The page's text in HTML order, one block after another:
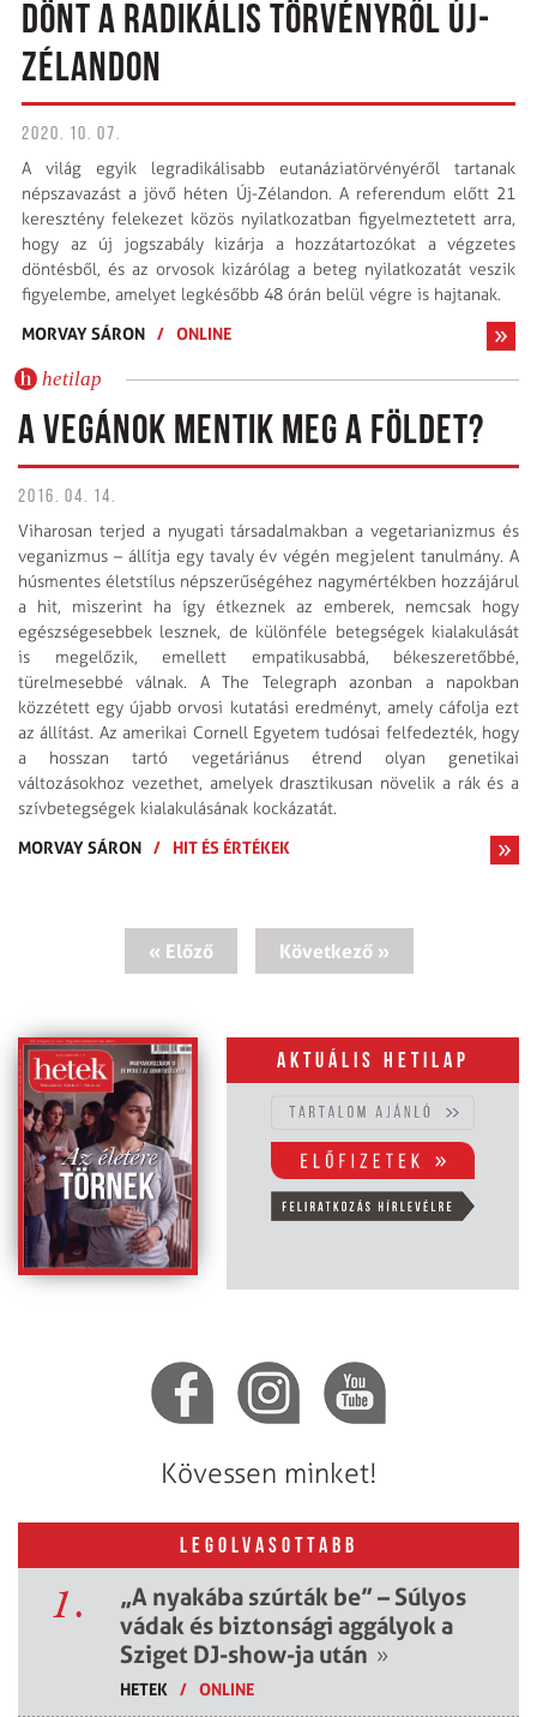
DÖNT A RADIKÁLIS TÖRVÉNYRŐL ÚJ-
ZÉLANDON
2020. 10. 07.
A világ egyik legradikálisabb eutanáziatörvényéről tartanak
népszavazást a jövő héten Új-Zélandon. A referendum előtt 21
keresztény felekezet közös nyilatkozatban figyelmeztetett arra,
hogy az új jogszabály kizárja a hozzátartozókat a végzetes
döntésből, és az orvosok kizárólag a beteg nyilatkozatát veszik
figyelembe, amelyet legkésőbb 48 órán belül végre is hajtanak.
MORVAY SÁRON / ONLINE
hetilap
A VEGÁNOK MENTIK MEG A FÖLDET?
2016. 04. 14.
Viharosan terjed a nyugati társadalmakban a vegetarianizmus és
veganizmus – állítja egy tavaly év végén megjelent tanulmány. A
húsmentes életstílus népszerűségéhez nagymértékben hozzájárul
a hit, miszerint ha így étkeznek az emberek, nemcsak hogy
egészségesebbek lesznek, de különféle betegségek kialakulását
is megelőzik, emellett empatikusabbá, békeszeretőbbé,
türelmesebbé válnak. A The Telegraph azonban a napokban
közzétett egy újabb orvosi kutatási eredményt, amely cáfolja ezt
az állítást. Az amerikai Cornell Egyetem tudósai felfedezték, hogy
a hosszan tartó vegetáriánus étrend olyan genetikai
változásokhoz vezethet, amelyek drasztikusan növelik a rák és a
szívbetegségek kialakulásának kockázatát.
MORVAY SÁRON / HIT ÉS ÉRTÉKEK
« Előző Következő »
Aktuális hetilap
Kövessen minket!
LEGOLVASOTTABB
1.
„A nyakába szúrták be” – Súlyos
vádak és biztonsági aggályok a
Sziget DJ-show-ja után »
HETEK / ONLINE